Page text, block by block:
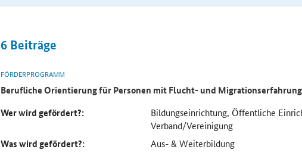
6 Beiträge
FÖRDERPROGRAMM
Berufliche Orientierung für Personen mit Flucht- und
Wer wird gefördert?:
Bildungseinrichtung, Öffentliche
Verband/Vereinigung
Was wird gefördert?: Aus- & Weiterbildung